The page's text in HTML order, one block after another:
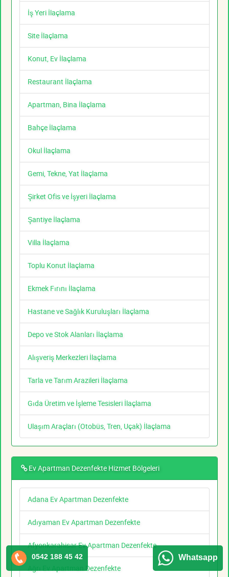
İş Yeri İlaçlama
Site İlaçlama
Konut, Ev İlaçlama
Restaurant İlaçlama
Apartman, Bina İlaçlama
Bahçe İlaçlama
Okul İlaçlama
Gemi, Tekne, Yat İlaçlama
Şirket Ofis ve İşyeri İlaçlama
Şantiye İlaçlama
Villa İlaçlama
Toplu Konut İlaçlama
Ekmek Fırını İlaçlama
Hastane ve Sağlık Kuruluşları İlaçlama
Depo ve Stok Alanları İlaçlama
Alışveriş Merkezleri İlaçlama
Tarla ve Tarım Arazileri İlaçlama
Gıda Üretim ve İşleme Tesisleri İlaçlama
Ulaşım Araçları (Otobüs, Tren, Uçak) İlaçlama
Ev Apartman Dezenfekte Hizmet Bölgeleri
Adana Ev Apartman Dezenfekte
Adıyaman Ev Apartman Dezenfekte
Afyonkarahisar Ev Apartman Dezenfekte
Ağrı Ev Apartman Dezenfekte
0542 188 45 42 Whatsapp